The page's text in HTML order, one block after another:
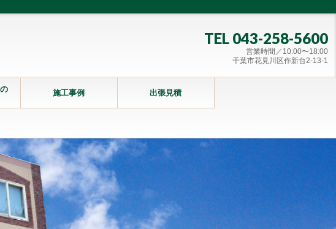
TEL 043-258-5600
営業時間／10:00〜18:00
千葉市花見川区作新台2-13-1
施工事例 出張見積